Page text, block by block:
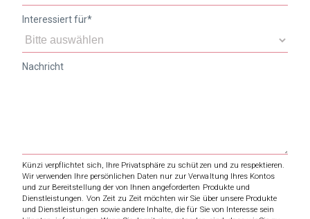
Interessiert für*
Nachricht
Künzi verpflichtet sich, Ihre Privatsphäre zu schützen und zu respektieren.
Wir verwenden Ihre persönlichen Daten nur zur Verwaltung Ihres Kontos
und zur Bereitstellung der von Ihnen angeforderten Produkte und
Dienstleistungen. Von Zeit zu Zeit möchten wir Sie über unsere Produkte
und Dienstleistungen sowie andere Inhalte, die für Sie von Interesse sein